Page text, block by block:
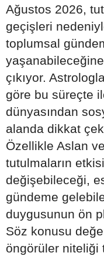
Ağustos 2026,
geçişleri
toplumsal
çıkıyor.
göre bu süreçte
dünyasından
alanda dikkat
Özellikle Aslan
tutulmaların
değişebileceği,
gündeme
duygusunun ön
Söz konusu
öngörüler niteliği